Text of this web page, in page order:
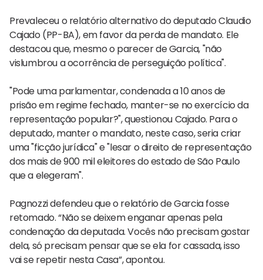
Prevaleceu o relatório alternativo do deputado Claudio
Cajado (PP-BA), em favor da perda de mandato. Ele
destacou que, mesmo o parecer de Garcia, "não
vislumbrou a ocorrência de perseguição política".
"Pode uma parlamentar, condenada a 10 anos de
prisão em regime fechado, manter-se no exercício da
representação popular?", questionou Cajado. Para o
deputado, manter o mandato, neste caso, seria criar
uma "ficção jurídica" e "lesar o direito de representação
dos mais de 900 mil eleitores do estado de São Paulo
que a elegeram".
Pagnozzi defendeu que o relatório de Garcia fosse
retomado. “Não se deixem enganar apenas pela
condenação da deputada. Vocês não precisam gostar
dela, só precisam pensar que se ela for cassada, isso
vai se repetir nesta Casa”, apontou.